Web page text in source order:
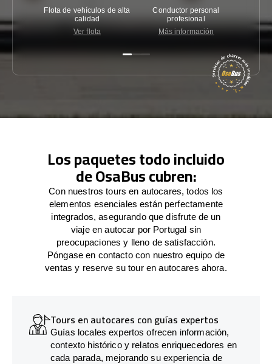
Flota de vehículos de alta
calidad
Ver flota
Conductor personal
profesional
Más información
Los paquetes todo incluido
de OsaBus cubren:
Con nuestros tours en autocares, todos los
elementos esenciales están perfectamente
integrados, asegurando que disfrute de un
viaje en autocar por Portugal sin
preocupaciones y lleno de satisfacción.
Póngase en contacto con nuestro equipo de
ventas y reserve su tour en autocares ahora.
Tours en autocares con guías expertos
Guías locales expertos ofrecen información,
contexto histórico y relatos enriquecedores en
cada parada, mejorando su experiencia de